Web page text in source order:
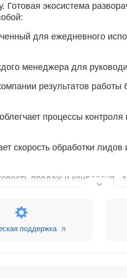
экосистема
для ежедневного
менеджера для
результатов работы
процессы
скорость обработки
продаж и конверсия
приложения.
-содержит все
поддержка